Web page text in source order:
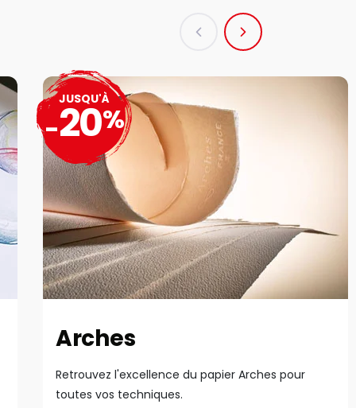
Arches
Retrouvez l'excellence du papier Arches pour
toutes vos techniques.
JUSQU'À
-20%